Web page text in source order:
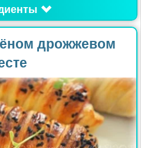
дрожжевом